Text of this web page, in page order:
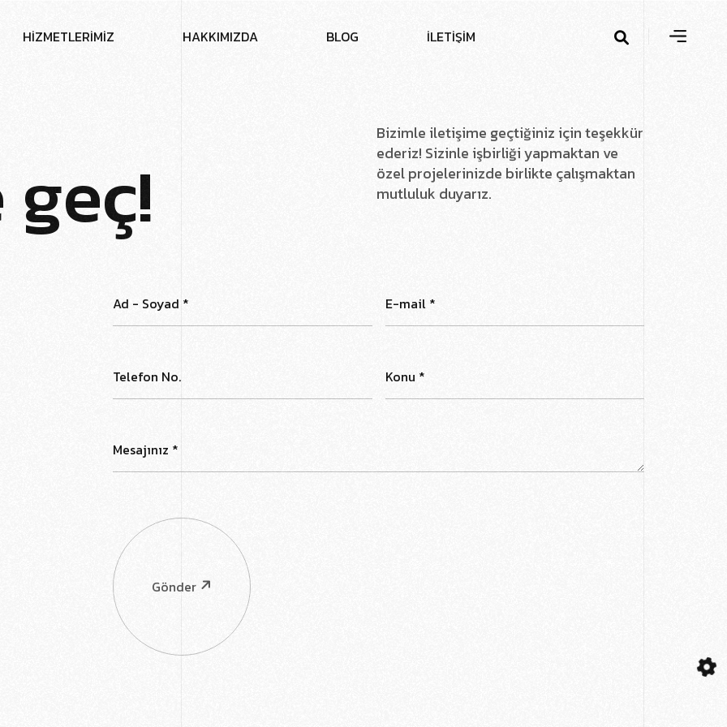
HİZMETLERİMİZ HAKKIMIZDA BLOG İLETİŞİM
geç!
Bizimle iletişime geçtiğiniz için teşekkür
ederiz! Sizinle işbirliği yapmaktan ve
özel projelerinizde birlikte çalışmaktan
mutluluk duyarız.
Gönder